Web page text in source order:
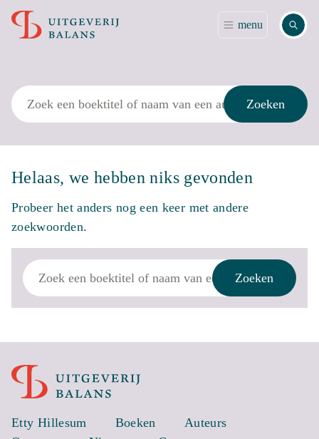
menu Zoek
Zoek
Zoeken
Helaas, we hebben niks gevonden
Probeer het anders nog een keer met andere
zoekwoorden.
Zoek
Zoeken
Etty Hillesum Boeken
Auteurs